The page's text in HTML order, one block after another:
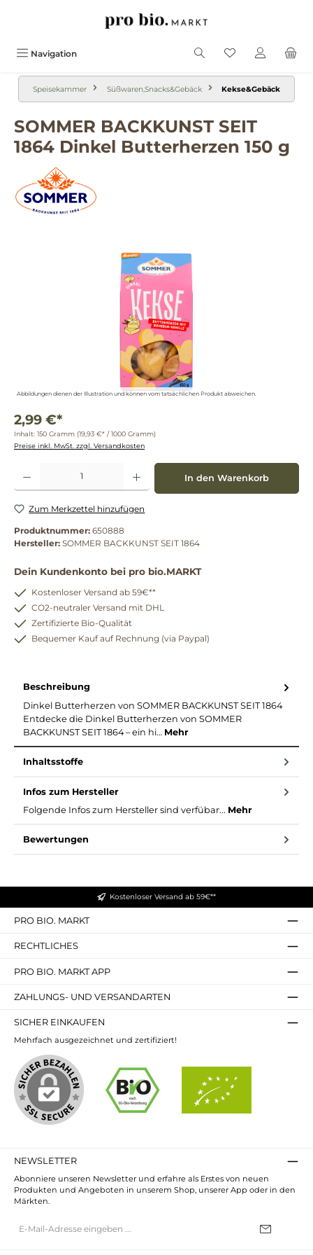
Navigation
Speisekammer Süßwaren,Snacks&Gebäck Kekse&Gebäck
SOMMER BACKKUNST SEIT
1864 Dinkel Butterherzen 150 g
Abbildungen dienen der Illustration und können vom tatsächlichen Produkt abweichen.
2,99 €*
Inhalt: 150 Gramm (19,93 €* / 1000 Gramm)
Preise inkl. MwSt. zzgl. Versandkosten
Produkt Anzahl: Gib den gewünschten Wert ein oder benutze die Schaltflächen um
In den Warenkorb
Zum Merkzettel hinzufügen
Produktnummer: 650888
Hersteller: SOMMER BACKKUNST SEIT 1864
Dein Kundenkonto bei pro bio.MARKT
Kostenloser Versand ab 59€**
CO2-neutraler Versand mit DHL
Zertifizierte Bio-Qualität
Bequemer Kauf auf Rechnung (via Paypal)
Beschreibung
Dinkel Butterherzen von SOMMER BACKKUNST SEIT 1864
Entdecke die Dinkel Butterherzen von SOMMER
BACKKUNST SEIT 1864 – ein hi… Mehr
Inhaltsstoffe
Infos zum Hersteller
Folgende Infos zum Hersteller sind verfübar... Mehr
Bewertungen
Kostenloser Versand ab 59€**
PRO BIO. MARKT
RECHTLICHES
PRO BIO. MARKT APP
ZAHLUNGS- UND VERSANDARTEN
SICHER EINKAUFEN
Mehrfach ausgezeichnet und zertifiziert!
NEWSLETTER
Abonniere unseren Newsletter und erfahre als Erstes von neuen
Produkten und Angeboten in unserem Shop, unserer App oder in den
Märkten.
Mail-